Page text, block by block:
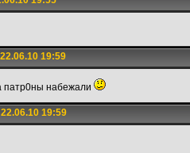
19:59
патр0ны набежали
19:59